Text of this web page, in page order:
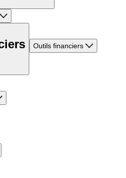
Outils financiers